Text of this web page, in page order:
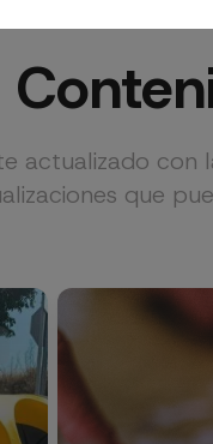
actualizado con
que